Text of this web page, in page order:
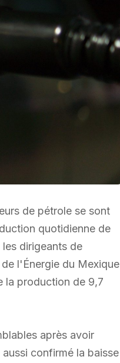
de pétrole se sont
quotidienne de
dirigeants de
l'Énergie du Mexique
la production de 9,7
après avoir
confirmé la baisse